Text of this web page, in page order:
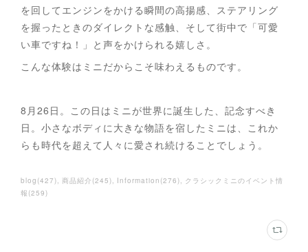
を回してエンジンをかける瞬間の高揚感、ステアリング
を握ったときのダイレクトな感触、そして街中で「可愛
い車ですね！」と声をかけられる嬉しさ。
こんな体験はミニだからこそ味わえるものです。
8月26日。この日はミニが世界に誕生した、記念すべき
日。小さなボディに大きな物語を宿したミニは、これか
らも時代を超えて人々に愛され続けることでしょう。
blog (427) 商品紹介 (245) Information (276)
クラシックミニのイベント情
報 (259)